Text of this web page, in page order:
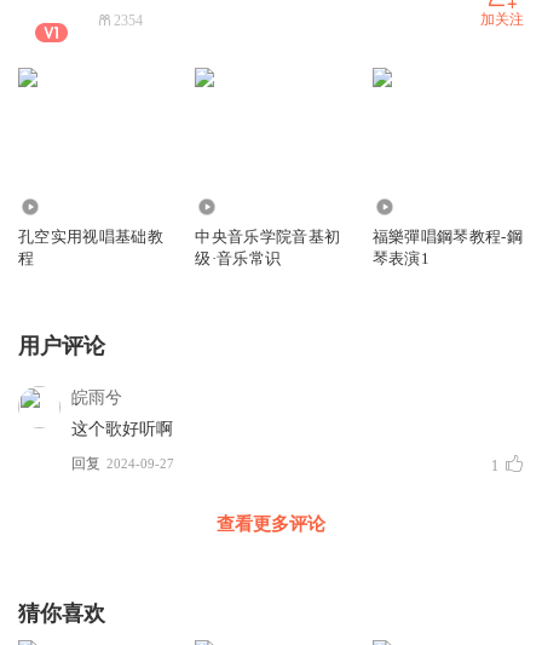
2354 加关注
孔空实用视唱基础教
程
中央音乐学院音基初
级·音乐常识
福樂彈唱鋼琴教程-鋼
琴表演1
用户评论
皖雨兮
这个歌好听啊
回复 2024-09-27 1
查看更多评论
猜你喜欢